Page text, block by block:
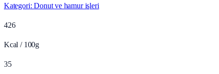
Kategori:Donut ve hamur işleri
426
Kcal / 100g
35